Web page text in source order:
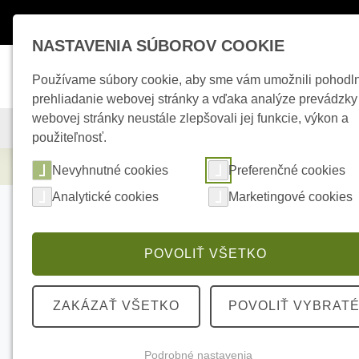
KAMEROVÉ SYSTÉMY ZABEZPEČOVACIE SYSTÉMY
Kamerové systémy HIKVISION DS-
NASTAVENIA SÚBOROV COOKIE
Používame súbory cookie, aby sme vám umožnili
prehliadanie webovej stránky a vďaka analýze prevádzky
webovej stránky neustále zlepšovali jej funkcie, výkon a
použiteľnosť.
Nevyhnutné cookies
Preferenčné cookies
Analytické cookies
Marketingové cookies
POVOLIŤ VŠETKO
ZAKÁZAŤ VŠETKO POVOLIŤ VYBRATÉ
Podrobné nastavenia